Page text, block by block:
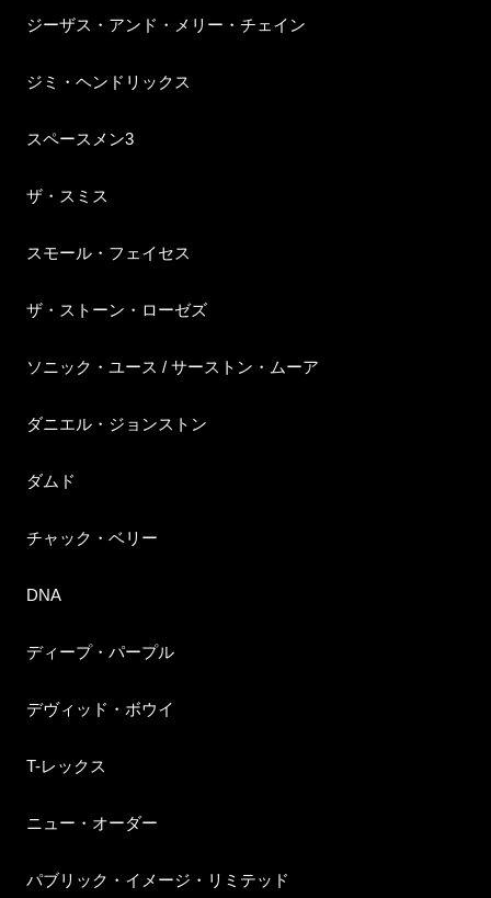
ジーザス・アンド・メリー・チェイン
ジミ・ヘンドリックス
スペースメン3
ザ・スミス
スモール・フェイセス
ザ・ストーン・ローゼズ
ソニック・ユース / サーストン・ムーア
ダニエル・ジョンストン
ダムド
チャック・ベリー
DNA
ディープ・パープル
デヴィッド・ボウイ
T-レックス
ニュー・オーダー
パブリック・イメージ・リミテッド